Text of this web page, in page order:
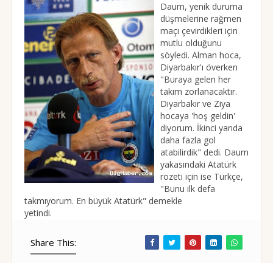
Daum, yenik duruma
düşmelerine rağmen
maçı çevirdikleri için
mutlu olduğunu
söyledi. Alman hoca,
Diyarbakır'ı överken
"Buraya gelen her
takım zorlanacaktır.
Diyarbakır ve Ziya
hocaya 'hoş geldin'
diyorum. İkinci yarıda
daha fazla gol
atabilirdik" dedi. Daum
yakasındaki Atatürk
rozeti için ise Türkçe,
"Bunu ilk defa
takmıyorum. En büyük Atatürk" demekle
yetindi.
Share This: